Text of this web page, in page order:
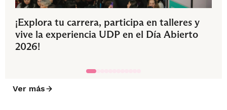
¡Explora tu carrera, participa en talleres y
vive la experiencia UDP en el Día Abierto
2026!
Ver más